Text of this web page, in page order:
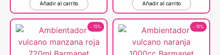
Añadir al carrito Añadir al carrito
- 15% - 15%